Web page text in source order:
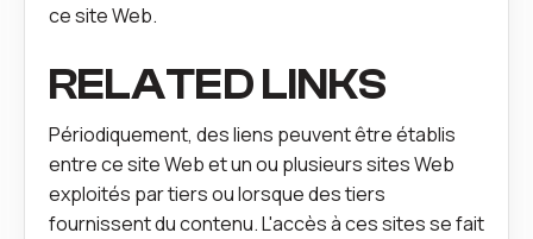
ce site Web.
RELATED LINKS
Périodiquement, des liens peuvent être établis
entre ce site Web et un ou plusieurs sites Web
exploités par tiers ou lorsque des tiers
fournissent du contenu. L'accès à ces sites se fait